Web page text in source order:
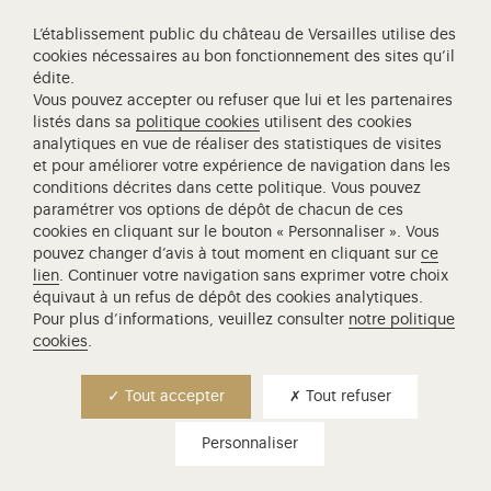
Visite famille - à partir de 5 ans
visite famille - petites
histoires estivales
Petites histoires, secrets bien gardés, anecdotes
surprenantes, venez découvrir lors de cette
promenade au hameau de la Reine la vie
quotidienne de la Cour, à l'heure estivale. Une
incursion en famille dans la vie fourmillante du
domaine de…
Lire la suite
L’établissement public du château de Versailles utilise des
cookies nécessaires au bon fonctionnement des sites qu’il
édite.
Vous pouvez accepter ou refuser que lui et les partenaires
listés dans sa politique cookies utilisent des cookies
analytiques en vue de réaliser des statistiques de visites
et pour améliorer votre expérience de navigation dans les
conditions décrites dans cette politique. Vous pouvez
paramétrer vos options de dépôt de chacun de ces
cookies en cliquant sur le bouton « Personnaliser ». Vous
pouvez changer d’avis à tout moment en cliquant surce
lien. Continuer votre navigation sans exprimer votre choix
équivaut à un refus de dépôt des cookies analytiques.
Pour plus d’informations, veuillez consulter notre politique
cookies.
Tout accepter Tout refuser
Personnaliser